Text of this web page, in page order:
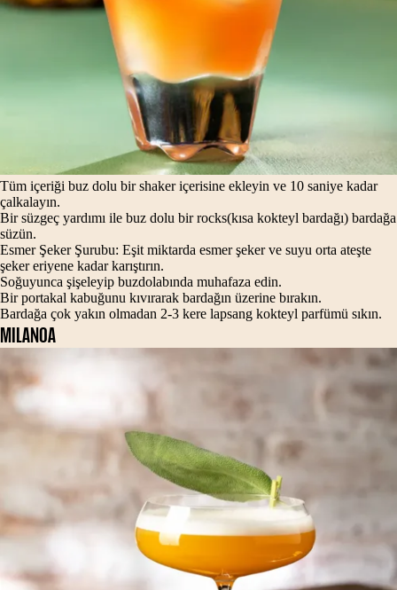
Tüm içeriği buz dolu bir shaker içerisine ekleyin ve 10 saniye kadar
çalkalayın.
Bir süzgeç yardımı ile buz dolu bir rocks(kısa kokteyl bardağı) bardağa
süzün.
Esmer Şeker Şurubu: Eşit miktarda esmer şeker ve suyu orta ateşte
şeker eriyene kadar karıştırın.
Soğuyunca şişeleyip buzdolabında muhafaza edin.
Bir portakal kabuğunu kıvırarak bardağın üzerine bırakın.
Bardağa çok yakın olmadan 2-3 kere lapsang kokteyl parfümü sıkın.
MILANOA